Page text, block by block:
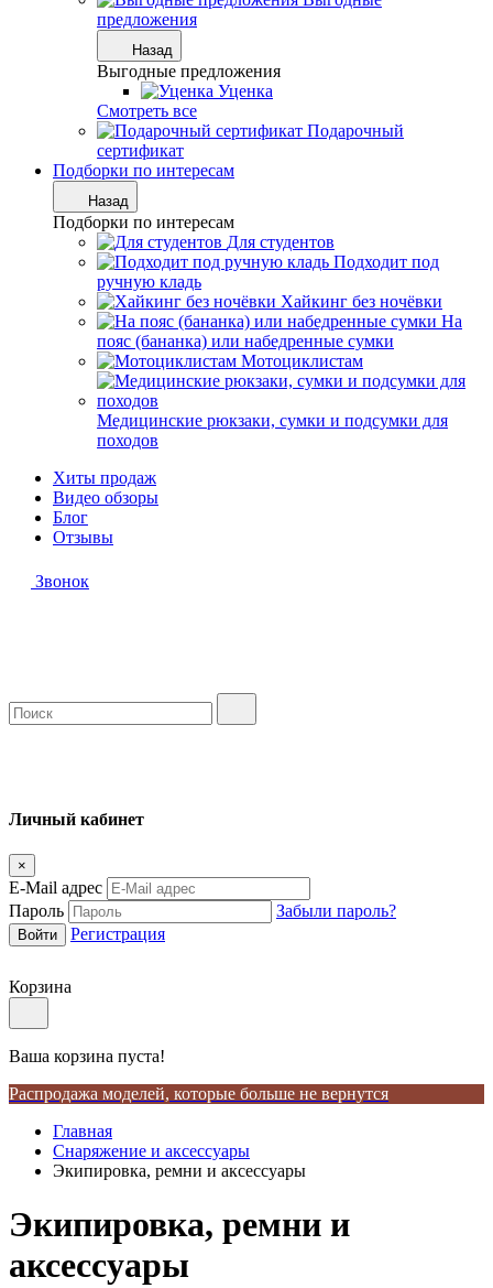
предложения
Назад
Выгодные предложения
Уценка
Смотреть все
Подарочный
сертификат
Подборки по интересам
Назад
Подборки по интересам
Для студентов
Подходит под
ручную кладь
Хайкинг без ночёвки
На
пояс (бананка) или набедренные сумки
Мотоциклистам
Медицинские рюкзаки, сумки и подсумки для
походов
Хиты продаж
Видео обзоры
Блог
Отзывы
Звонок
Личный кабинет
×
E-Mail адрес
Пароль
Забыли пароль?
Регистрация
Корзина
Ваша корзина пуста!
Распродажа моделей, которые больше не вернутся
Главная
Снаряжение и аксессуары
Экипировка, ремни и аксессуары
Экипировка, ремни и
аксессуары